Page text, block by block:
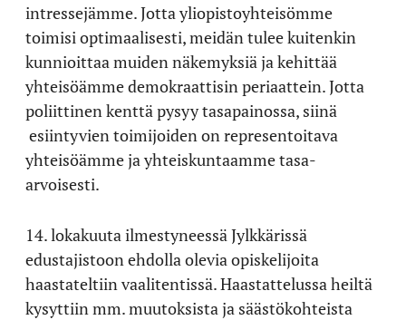
intressejämme. Jotta yliopistoyhteisömme
toimisi optimaalisesti, meidän tulee kuitenkin
kunnioittaa muiden näkemyksiä ja kehittää
yhteisöämme demokraattisin periaattein. Jotta
poliittinen kenttä pysyy tasapainossa, siinä
esiintyvien toimijoiden on representoitava
yhteisöämme ja yhteiskuntaamme tasa-
arvoisesti.
14. lokakuuta ilmestyneessä Jylkkärissä
edustajistoon ehdolla olevia opiskelijoita
haastateltiin vaalitentissä. Haastattelussa heiltä
kysyttiin mm. muutoksista ja säästökohteista